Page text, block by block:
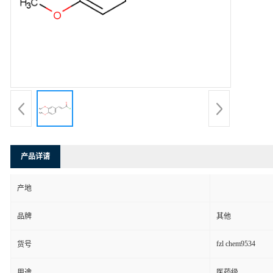
产品详请
产地
品牌 其他
货号 fzl chem9534